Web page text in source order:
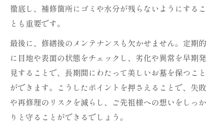
墓石修理が必要なお墓修繕時期の見分け方
お墓修繕と墓石修理費用の相場を知るポイ
ント
墓石修理のお墓修繕で費用を抑える方法
お墓修繕と墓石修理で損しないための選び
方
墓石コーキング修理の注意点と実践例
お墓修繕で役立つ墓石コーキング修理の基
徹底し、補修箇所にゴミや水分が残らないようにするこ
とも重要です。
最後に、修繕後のメンテナンスも欠かせません。定期的
に目地や表面の状態をチェックし、劣化や異常を早期発
見することで、長期間にわたって美しいお墓を保つこと
ができます。こうしたポイントを押さえることで、失敗
や再修理のリスクを減らし、ご先祖様への想いをしっか
りと守ることができるでしょう。